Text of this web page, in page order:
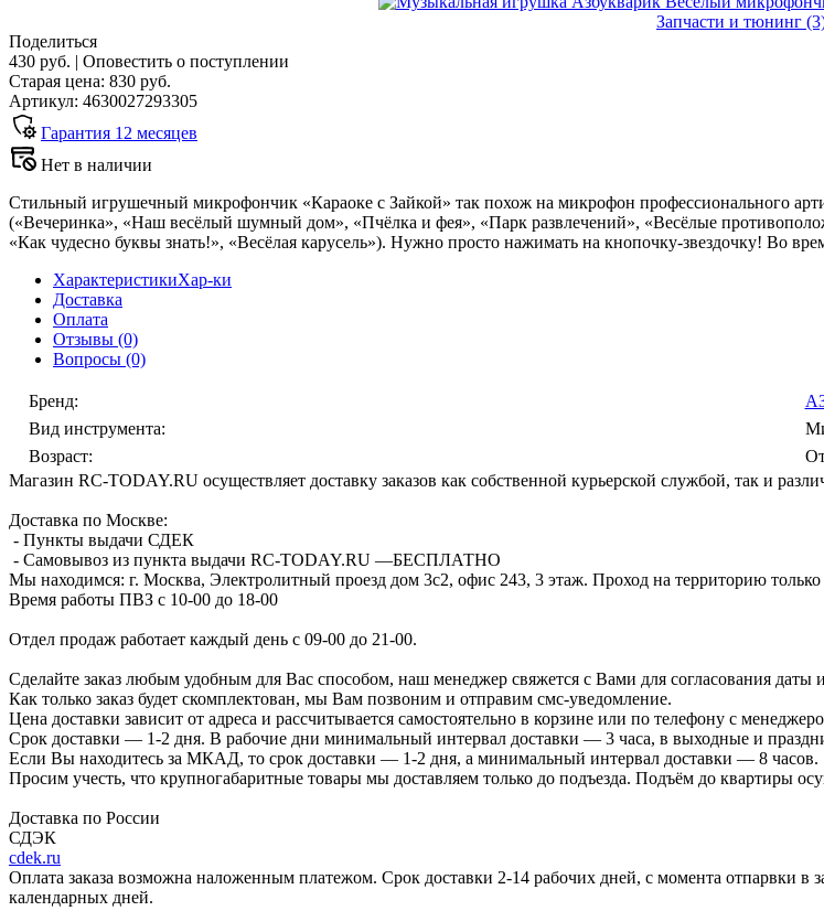
Запчасти и тюнинг
Поделиться
430 руб. | Оповестить о поступлении
Старая цена: 830 руб.
Артикул: 4630027293305
Гарантия 12 месяцев
Нет в наличии
Стильный игрушечный микрофончик «Караоке с Зайкой» так похож на микрофон профессионального
(«Вечеринка», «Наш весёлый шумный дом», «Пчёлка и фея», «Парк развлечений», «Весёлые
«Как чудесно буквы знать!», «Весёлая карусель»). Нужно просто нажимать на кнопочку-звездочку! Во
ХарактеристикиХар-ки
Доставка
Оплата
Отзывы (0)
Вопросы (0)
Бренд:
Вид инструмента:
Возраст:
Магазин RC-TODAY.RU осуществляет доставку заказов как собственной курьерской службой, так и
Доставка по Москве:
- Пункты выдачи СДЕК
- Самовывоз из пункта выдачи RC-TODAY.RU —БЕСПЛАТНО
Мы находимся: г. Москва, Электролитный проезд дом 3с2, офис 243, 3 этаж. Проход на территорию
Время работы ПВЗ с 10-00 до 18-00
Отдел продаж работает каждый день с 09-00 до 21-00.
Сделайте заказ любым удобным для Вас способом, наш менеджер свяжется с Вами для согласования даты
Как только заказ будет скомплектован, мы Вам позвоним и отправим смс-уведомление.
Цена доставки зависит от адреса и рассчитывается самостоятельно в корзине или по телефону с
Срок доставки — 1-2 дня. В рабочие дни минимальный интервал доставки — 3 часа, в выходные и
Если Вы находитесь за МКАД, то срок доставки — 1-2 дня, а минимальный интервал доставки — 8 часов.
Просим учесть, что крупногабаритные товары мы доставляем только до подъезда. Подъём до квартиры
Доставка по России
СДЭК
cdek.ru
Оплата заказа возможна наложенным платежом. Срок доставки 2-14 рабочих дней, с момента отпарвки в
календарных дней.